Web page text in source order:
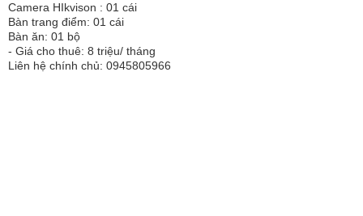
Camera HIkvison : 01 cái
Bàn trang điểm: 01 cái
Bàn ăn: 01 bộ
- Giá cho thuê: 8 triệu/ tháng
Liên hệ chính chủ: 0945805966